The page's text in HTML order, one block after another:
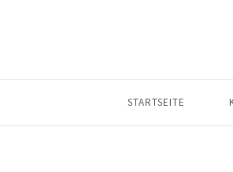
STARTSEITE